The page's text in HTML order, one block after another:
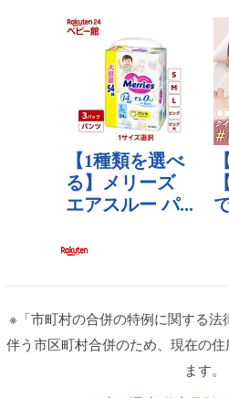
※「市町村の合併の特例に関する法
伴う市区町村合併のため、現在の
ます。